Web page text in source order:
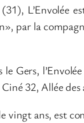
L’Envolée
par la
le Gers,
32, Allée
ans, est